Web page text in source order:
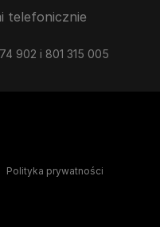
telefonicznie
902 i 801 315 005
Polityka prywatności